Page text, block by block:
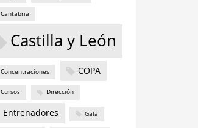
Cantabria
Castilla y León
Concentraciones COPA
Cursos Dirección
Entrenadores Gala